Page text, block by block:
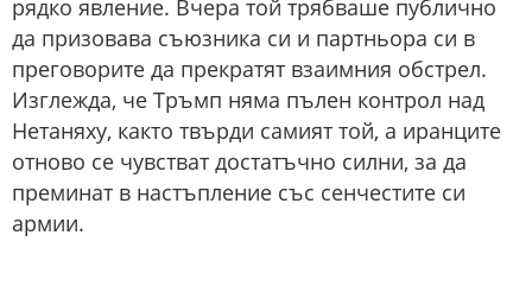
рядко явление. Вчера той трябваше публично
да призовава съюзника си и партньора си в
преговорите да прекратят взаимния обстрел.
Изглежда, че Тръмп няма пълен контрол над
Нетаняху, както твърди самият той, а иранците
отново се чувстват достатъчно силни, за да
преминат в настъпление със сенчестите си
армии.